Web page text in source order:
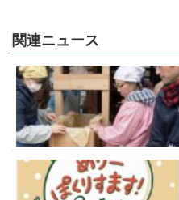
関連ニュース